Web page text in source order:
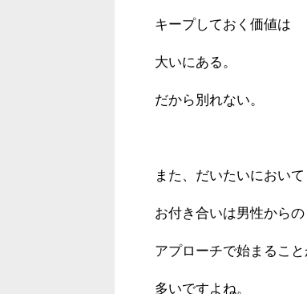
キープしておく価値は
大いにある。
だから別れない。
また、だいたいにおいて
お付き合いは男性からの
アプローチで始まるこ
多いですよね。